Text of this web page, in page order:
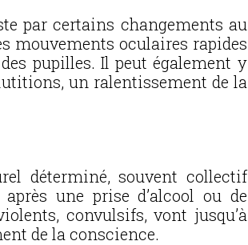
par certains changements au
mouvements oculaires rapides
pupilles. Il peut également y
un ralentissement de la
déterminé, souvent collectif
une prise d’alcool ou de
convulsifs, vont jusqu’à
de la conscience.